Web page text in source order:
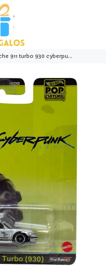
turbo 930 cyberpunk pop culture - hot wheels premium